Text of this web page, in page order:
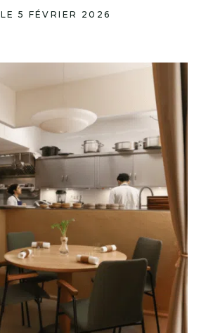
LE 5 FÉVRIER 2026